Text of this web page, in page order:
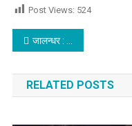
Post Views: 524
Post
जालन्धर : इस इलाके में पहुंची पुलिस ने चलाया सर्च अभियान, देखें वीडियो
RELATED POSTS